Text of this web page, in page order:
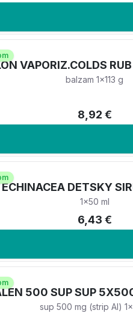
VAPORIZ.COLDS
balzam 1x113 g
8,92 €
DETSKY
1x50 ml
6,43 €
500 SUP SUP
sup 500 mg (strip Al)